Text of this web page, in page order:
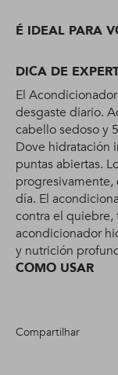
É IDEAL PARA
DICA DE
El
desgaste diario.
cabello sedoso y
Dove hidratación
puntas abiertas.
día. El
contra el quiebre,
acondicionador
y nutrición
COMO USAR
Compartilhar